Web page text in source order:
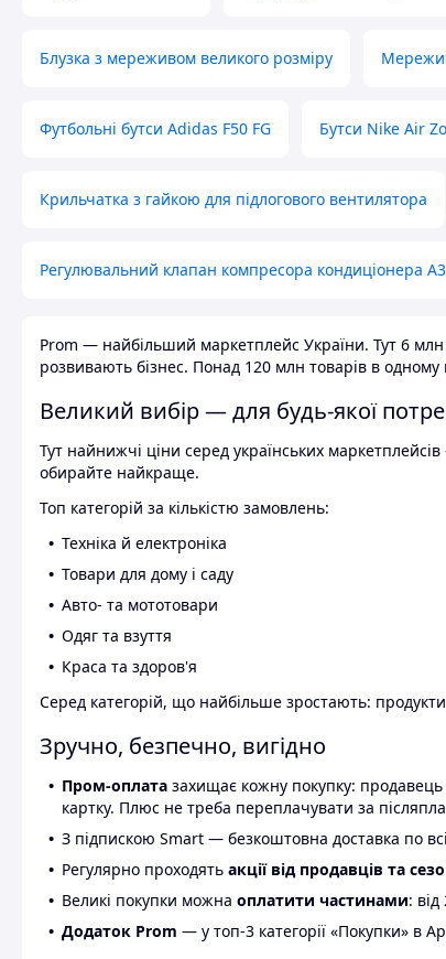
Блузка з мереживом великого розміру
Футбольні бутси Adidas F50 FG Бутси Nike Air
Крильчатка з гайкою для підлогового вентилятора
Регулювальний клапан компресора кондиціонера А3
Prom — найбільший маркетплейс України. Тут 6 млн
розвивають бізнес. Понад 120 млн товарів в одному
Великий вибір — для будь-якої
Тут найнижчі ціни серед українських
обирайте найкраще.
Топ категорій за кількістю замовлень:
Техніка й електроніка
Товари для дому і саду
Авто- та мототовари
Одяг та взуття
Краса та здоров'я
Серед категорій, що найбільше зростають:
Зручно, безпечно, вигідно
Пром-оплата захищає кожну покупку:
картку. Плюс не треба переплачувати за
З підпискою Smart — безкоштовна доставка по
Регулярно проходять акції від продавців та
Великі покупки можна оплатити частинами:
Додаток Prom — у топ-3 категорії «Покупки» в